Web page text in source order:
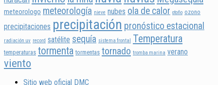
meteorologo meteorología nieve nubes ola de calor otoño ozono
precipitaciones precipitación pronóstico estacional
radiación uv record satélite sequía sistema frontal Temperatura
temperaturas tormenta tormentas tornado tromba marina verano
viento
Sitio web oficial DMC